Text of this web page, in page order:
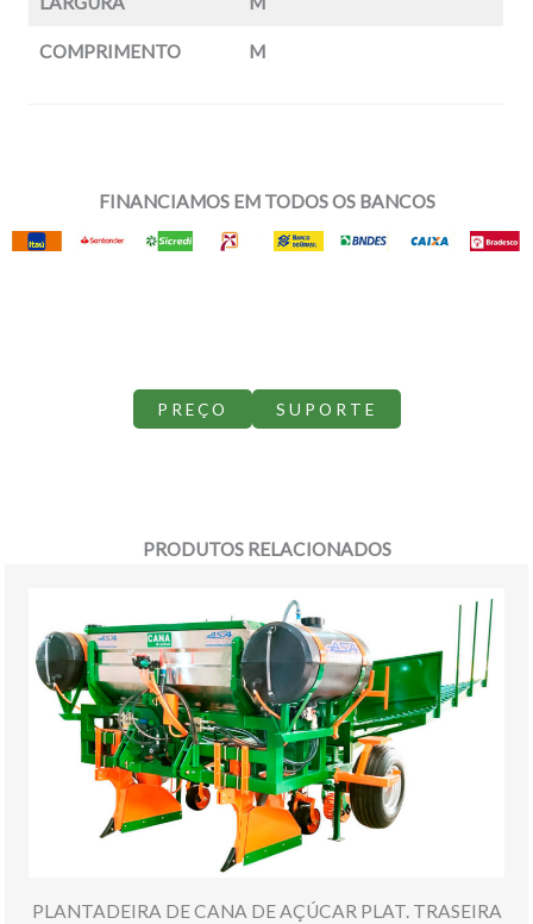
COMPRIMENTO M
FINANCIAMOS EM TODOS OS BANCOS
PREÇO SUPORTE
PRODUTOS RELACIONADOS
PLANTADEIRA DE CANA DE AÇÚCAR PLAT. TRASEIRA